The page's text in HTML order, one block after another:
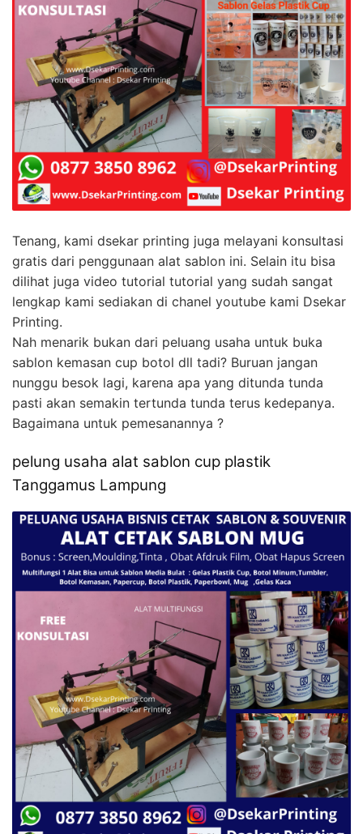
Tenang, kami dsekar printing juga melayani konsultasi
gratis dari penggunaan alat sablon ini. Selain itu bisa
dilihat juga video tutorial tutorial yang sudah sangat
lengkap kami sediakan di chanel youtube kami Dsekar
Printing.
Nah menarik bukan dari peluang usaha untuk buka
sablon kemasan cup botol dll tadi? Buruan jangan
nunggu besok lagi, karena apa yang ditunda tunda
pasti akan semakin tertunda tunda terus kedepanya.
Bagaimana untuk pemesanannya ?
pelung usaha alat sablon cup plastik
Tanggamus Lampung